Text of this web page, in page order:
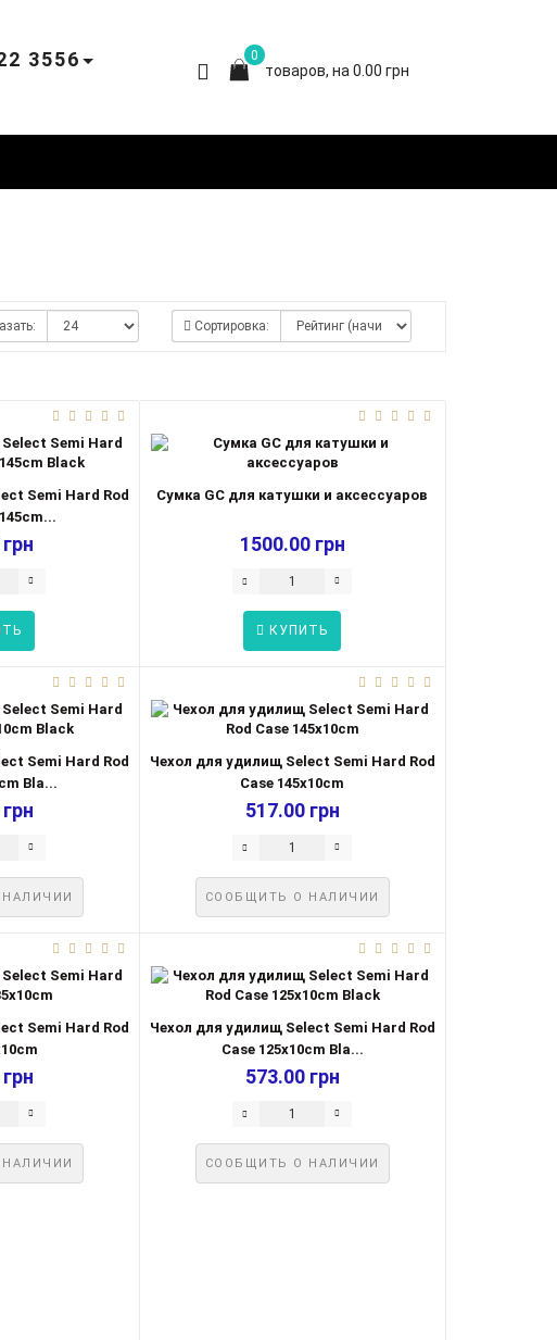
0
товаров, на 0.00 грн
3556
Сортировка:
Semi Hard Rod
Сумка GC для катушки и аксессуаров
1500.00 грн
КУПИТЬ
Semi Hard Rod
Bla...
Чехол для удилищ Select Semi Hard Rod
Case 145x10cm
517.00 грн
СООБЩИТЬ О НАЛИЧИИ
Semi Hard Rod
Чехол для удилищ Select Semi Hard Rod
Case 125x10cm Bla...
573.00 грн
СООБЩИТЬ О НАЛИЧИИ